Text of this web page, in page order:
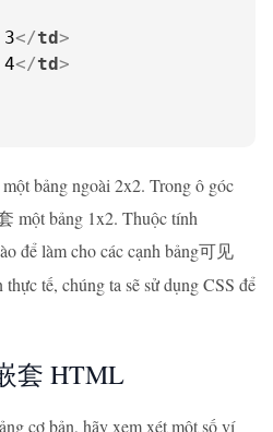
</td>
</td>
bảng ngoài 2x2. Trong ô góc
một bảng 1x2. Thuộc tính
để làm cho các cạnh bảng可见
tế, chúng ta sẽ sử dụng CSS để
套 HTML
cơ bản, hãy xem xét một số ví